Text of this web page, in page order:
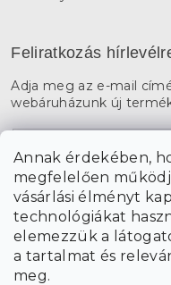
Annak érdekében,
megfelelően
vásárlási élményt
technológiákat
elemezzük a
a tartalmat és
meg.
Feliratkozás
Adja meg az e-mail
webáruházunk új
A hírlevelekre való
adatok feldolgozásával
FELIRATKOZÁS